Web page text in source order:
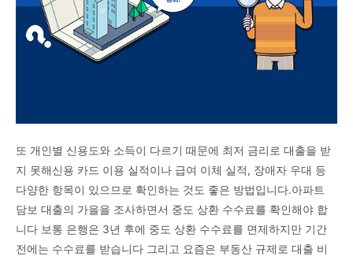
또 개인별 신용도와 소득이 다르기 때문에 최저 금리로 대출을 받
지 못해신용 카드 이용 실적이나 급여 이체 실적, 장애자 우대 등
다양한 항목이 있으므로 확인하는 것도 좋은 방법입니다.아파트
담보 대출의 가을을 조사하면서 중도 상환 수수료를 확인해야 합
니다 보통 은행은 3년 후에 중도 상환 수수료를 면제하지만 기간
전에는 수수료를 받습니다 그리고 요즘은 부동산 규제로 대출 비